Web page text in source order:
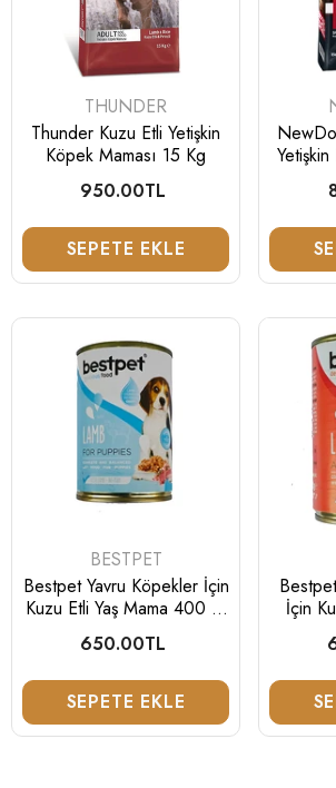
Normal
fiyat
5,500.00TL
GELINCE BILDIR
SATICI:
THUNDER
Thunder Kuzu Etli Yetişkin
Köpek Maması 15 Kg
Normal
950.00TL
SEPETE EKLE
SATICI:
BESTPET
Bestpet Yavru Köpekler İçin
Kuzu Etli Yaş Mama 400 G
X 12 Adet
Normal
650.00TL
SEPETE EKLE
İçin